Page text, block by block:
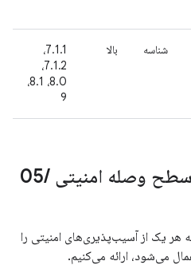
شناسه بالا
7.1.1،
7.1.2،
8.0، 8.1،
9
وصله امنیتی 05 /
هر یک از آسیب‌پذیری‌های امنیتی را
سطح وصله ۲۰۱۹-۰۹-۰۵ اعمال می‌شود، ارائه می‌کنیم.